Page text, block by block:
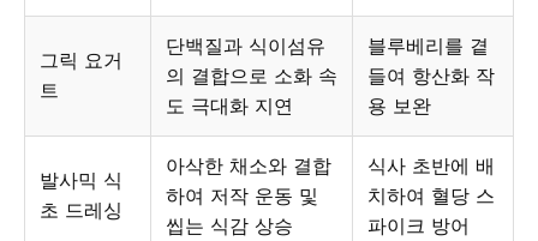
그릭 요거
트
단백질과 식이섬유
의 결합으로 소화 속
도 극대화 지연
블루베리를 곁
들여 항산화 작
용 보완
발사믹 식
초 드레싱
아삭한 채소와 결합
하여 저작 운동 및
씹는 식감 상승
식사 초반에 배
치하여 혈당 스
파이크 방어